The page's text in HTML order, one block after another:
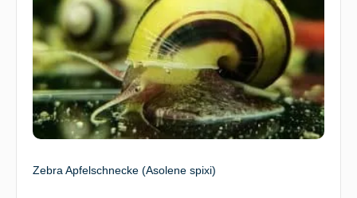
Zebra Apfelschnecke (Asolene spixi)